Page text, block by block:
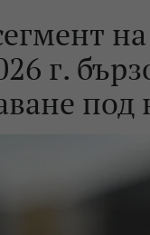
ИМОТИ
г.
под